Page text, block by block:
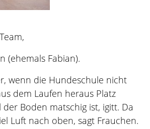
(ehemals Fabian).
wenn die Hundeschule nicht
dem Laufen heraus Platz
Boden matschig ist, igitt. Da
Luft nach oben, sagt Frauchen.